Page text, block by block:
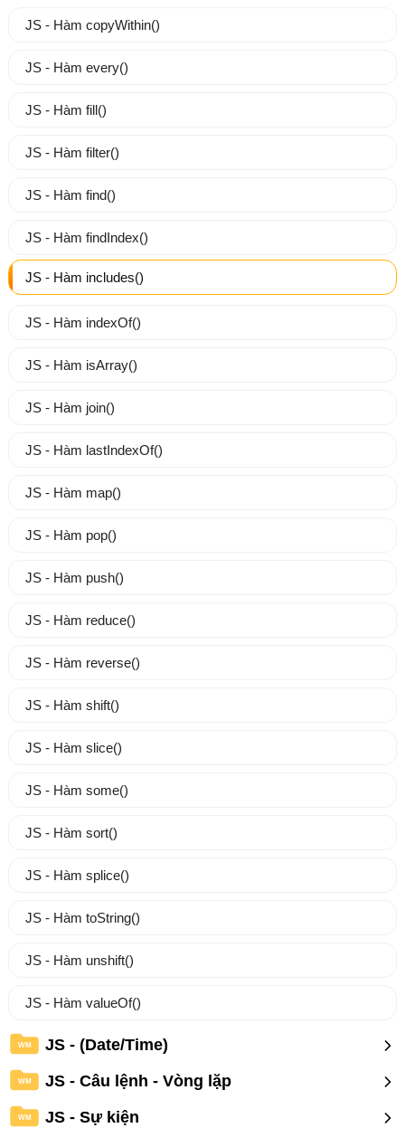
JS - Hàm copyWithin()
JS - Hàm every()
JS - Hàm fill()
JS - Hàm filter()
JS - Hàm find()
JS - Hàm findIndex()
JS - Hàm includes()
JS - Hàm indexOf()
JS - Hàm isArray()
JS - Hàm join()
JS - Hàm lastIndexOf()
JS - Hàm map()
JS - Hàm pop()
JS - Hàm push()
JS - Hàm reduce()
JS - Hàm reverse()
JS - Hàm shift()
JS - Hàm slice()
JS - Hàm some()
JS - Hàm sort()
JS - Hàm splice()
JS - Hàm toString()
JS - Hàm unshift()
JS - Hàm valueOf()
WM JS - (Date/Time)
WM JS - Câu lệnh - Vòng lặp
WM JS - Sự kiện